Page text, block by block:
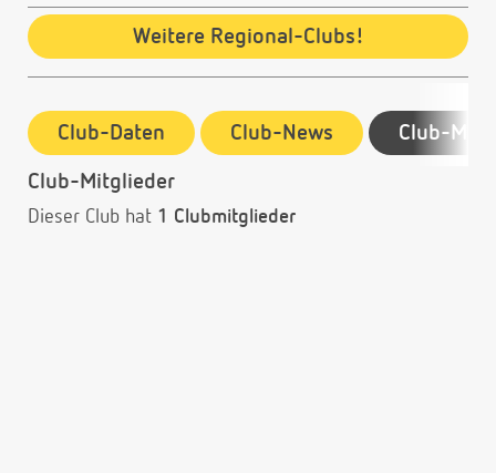
Weitere Regional-Clubs!
Club-Daten Club-News Club-
Club-Mitglieder
Dieser Club hat 1 Clubmitglieder